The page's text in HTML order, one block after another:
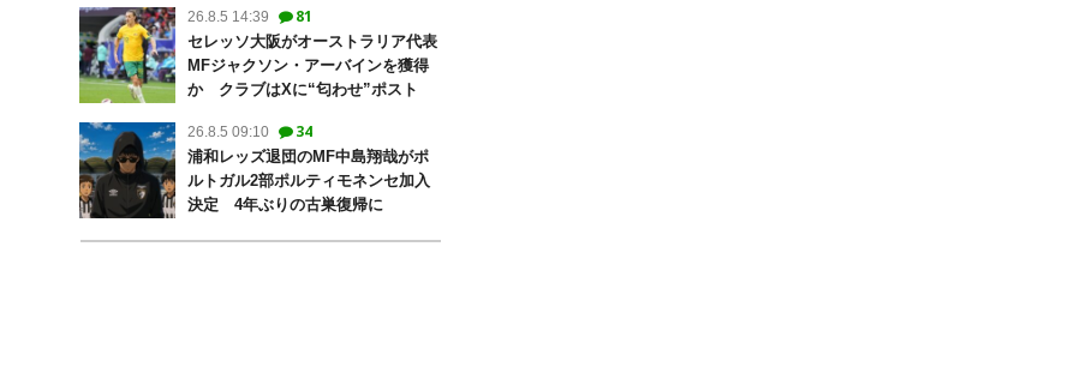
26.8.5 14:39 81
セレッソ大阪がオーストラリア代表
MFジャクソン・アーバインを獲得
か クラブはXに“匂わせ”ポスト
26.8.5 09:10 34
浦和レッズ退団のMF中島翔哉がポ
ルトガル2部ポルティモネンセ加入
決定 4年ぶりの古巣復帰に